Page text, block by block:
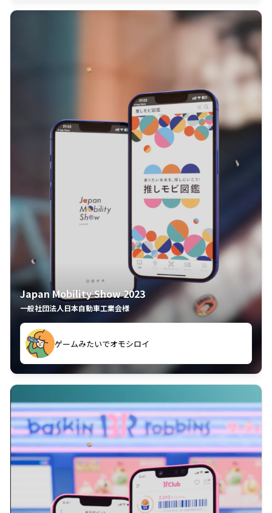
Japan Mobility Show 2023
一般社団法人日本自動車工業会様
夢中で推しモビを探してビッグサイトで6時間も滞在
してしまった
久々のモーターショーがアプリでもっと楽しめました